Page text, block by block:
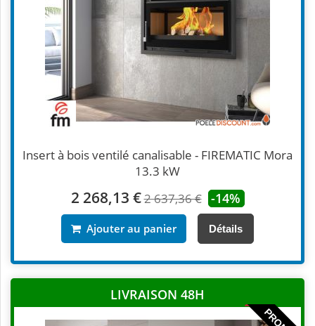
Insert à bois ventilé canalisable - FIREMATIC Mora
13.3 kW
2 268,13 €2 637,36 € -14%
Ajouter au panier Détails
LIVRAISON 48H